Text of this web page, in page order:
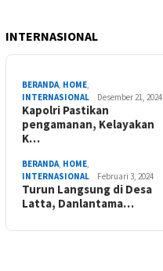
INTERNASIONAL
BERANDA, HOME,
INTERNASIONAL
Desember 21, 2024
Kapolri Pastikan
pengamanan, Kelayakan
K…
BERANDA, HOME,
INTERNASIONAL
Februari 3, 2024
Turun Langsung di Desa
Latta, Danlantama…